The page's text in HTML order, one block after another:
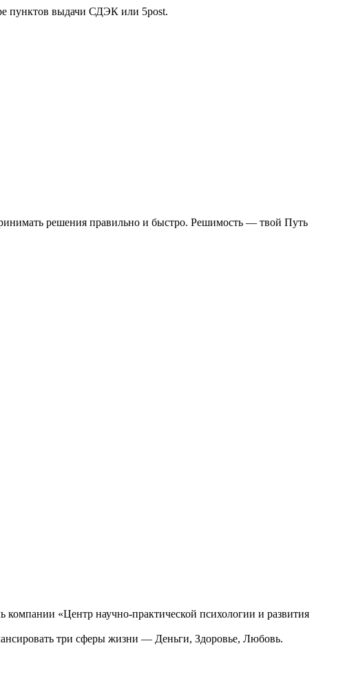
пунктов выдачи СДЭК или 5post.
решения правильно и быстро. Решимость — твой Путь
компании «Центр научно-практической психологии и развития
три сферы жизни — Деньги, Здоровье, Любовь.